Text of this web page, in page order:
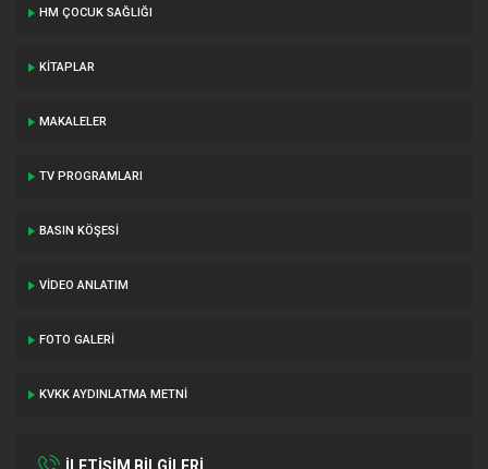
HM ÇOCUK SAĞLIĞI
KITAPLAR
MAKALELER
TV PROGRAMLARI
BASIN KÖŞESI
VIDEO ANLATIM
FOTO GALERI
KVKK AYDINLATMA METNI